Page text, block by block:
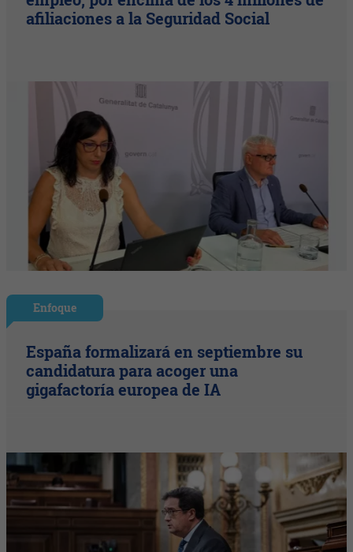
afiliaciones a la Seguridad Social
Enfoque
España formalizará en septiembre su
candidatura para acoger una
gigafactoría europea de IA